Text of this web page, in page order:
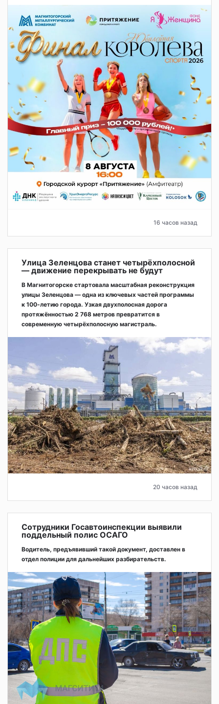
16 часов назад
Улица Зеленцова станет четырёхполосной
— движение перекрывать не будут
В Магнитогорске стартовала масштабная реконструкция
улицы Зеленцова — одна из ключевых частей программы
к 100-летию города. Узкая двухполосная дорога
протяжённостью 2 768 метров превратится в
современную четырёхполосную магистраль.
20 часов назад
Сотрудники Госавтоинспекции выявили
поддельный полис ОСАГО
Водитель, предъявивший такой документ, доставлен в
отдел полиции для дальнейших разбирательств.